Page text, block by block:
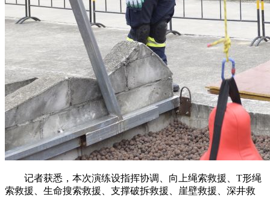
记者获悉，本次演练设指挥协调、向上绳索救援、T形绳
索救援、生命搜索救援、支撑破拆救援、崖壁救援、深井救